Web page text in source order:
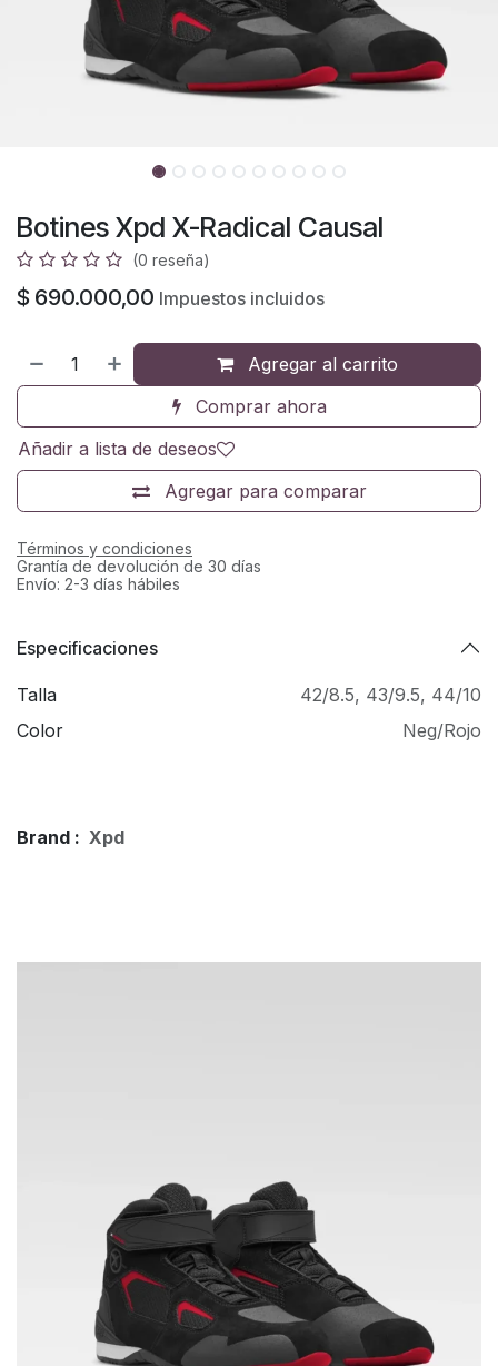
Botines Xpd X-Radical Causal
(0 reseña)
$ 690.000,00 Impuestos incluidos
Agregar al carrito
Comprar ahora
Agregar para comparar
Añadir a lista de deseos
Términos y condiciones
Grantía de devolución de 30 días
Envío: 2-3 días hábiles
Especificaciones
Talla 42/8.5, 43/9.5, 44/10
Color
Neg/Rojo
Brand : Xpd